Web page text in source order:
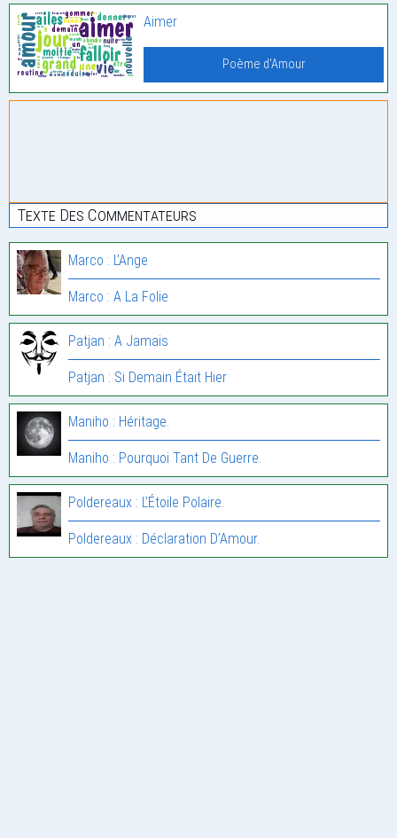
Aimer
Poème d'Amour
Texte Des Commentateurs
Marco : L’Ange
Marco : A La Folie
Patjan : A Jamais
Patjan : Si Demain Était Hier
Maniho : Héritage.
Maniho : Pourquoi Tant De Guerre.
Poldereaux : L’Étoile Polaire.
Poldereaux : Déclaration D’Amour.